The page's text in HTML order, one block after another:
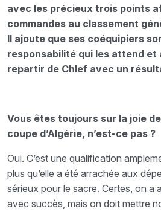
avec les précieux trois points
commandes au classement
Il ajoute que ses coéquipiers
responsabilité qui les attend et
repartir de Chlef avec un
Vous êtes toujours sur la joie
coupe d’Algérie, n’est-ce pas ?
Oui. C’est une qualification
plus qu’elle a été arrachée aux
sérieux pour le sacre. Certes, on a
avec succès, mais on doit mettre